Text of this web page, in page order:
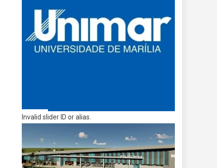
Invalid slider ID or alias.